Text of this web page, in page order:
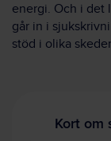
energi. Och i det
går in i
stöd i olika
Kort om